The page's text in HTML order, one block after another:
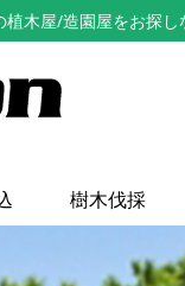
木屋/造園屋をお探
樹木伐採